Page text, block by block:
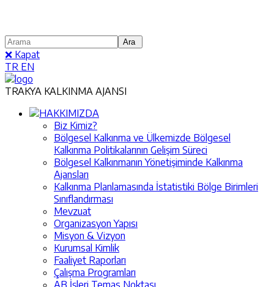
❌ Kapat
TR EN
TRAKYA KALKINMA AJANSI
HAKKIMIZDA
Biz Kimiz?
Bölgesel Kalkınma ve Ülkemizde Bölgesel
Kalkınma Politikalarının Gelişim Süreci
Bölgesel Kalkınmanın Yönetişiminde Kalkınma
Ajansları
Kalkınma Planlamasında İstatistiki Bölge Birimleri
Sınıflandırması
Mevzuat
Organizasyon Yapısı
Misyon & Vizyon
Kurumsal Kimlik
Faaliyet Raporları
Çalışma Programları
AB İşleri Temas Noktası